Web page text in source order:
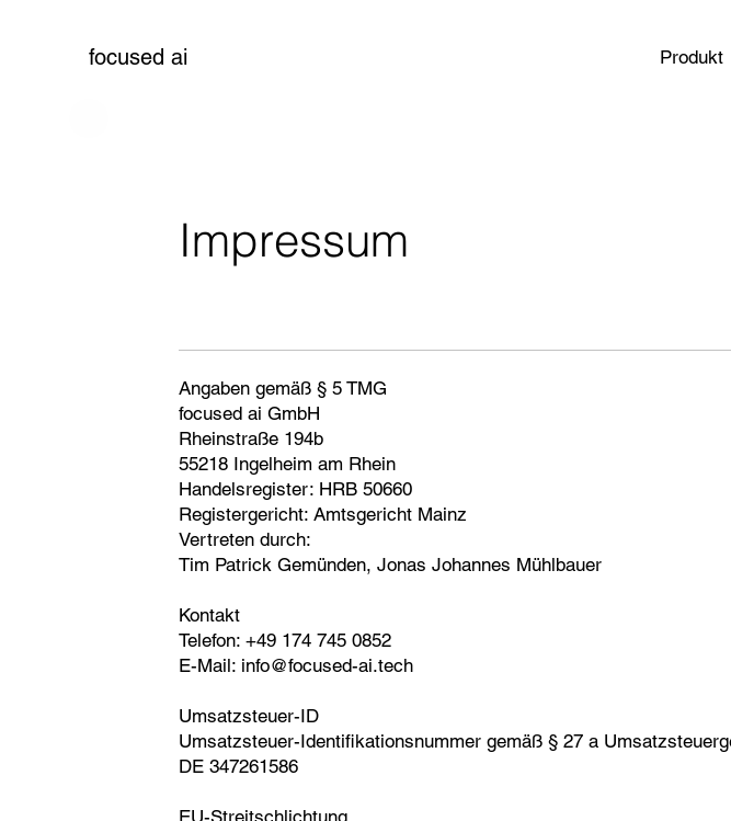
focused ai Produkt
Impressum
Angaben gemäß § 5 TMG
focused ai GmbH
Rheinstraße 194b
55218 Ingelheim am Rhein
Handelsregister: HRB 50660
Registergericht: Amtsgericht Mainz
Vertreten durch:
Tim Patrick Gemünden, Jonas Johannes Mühlbauer
Kontakt
Telefon: +49 174 745 0852
E-Mail: info@focused-ai.tech
Umsatzsteuer-ID
Umsatzsteuer-Identifikationsnummer gemäß § 27 a
DE 347261586